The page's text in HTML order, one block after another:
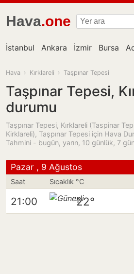
Hava.one
İstanbul Ankara İzmir Bursa
Hava › Kırklareli › Taşpınar Tepesi
Taşpınar Tepesi,
durumu
Taşpınar Tepesi, Kırklareli (Taspinar
Kirklareli), Taşpınar Tepesi için Hava
Tahmini - bugün, yarın, 10 günlük, 7
Pazar , 9 Ağustos
Saat Sıcaklık °C
21:00 22°